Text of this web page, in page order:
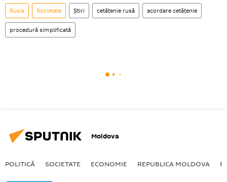
Rusia Societate Știri cetățenie rusă acordare cetățenie
procedură simplificată
Moldova
POLITICĂ SOCIETATE ECONOMIE REPUBLICA MOLDOVA